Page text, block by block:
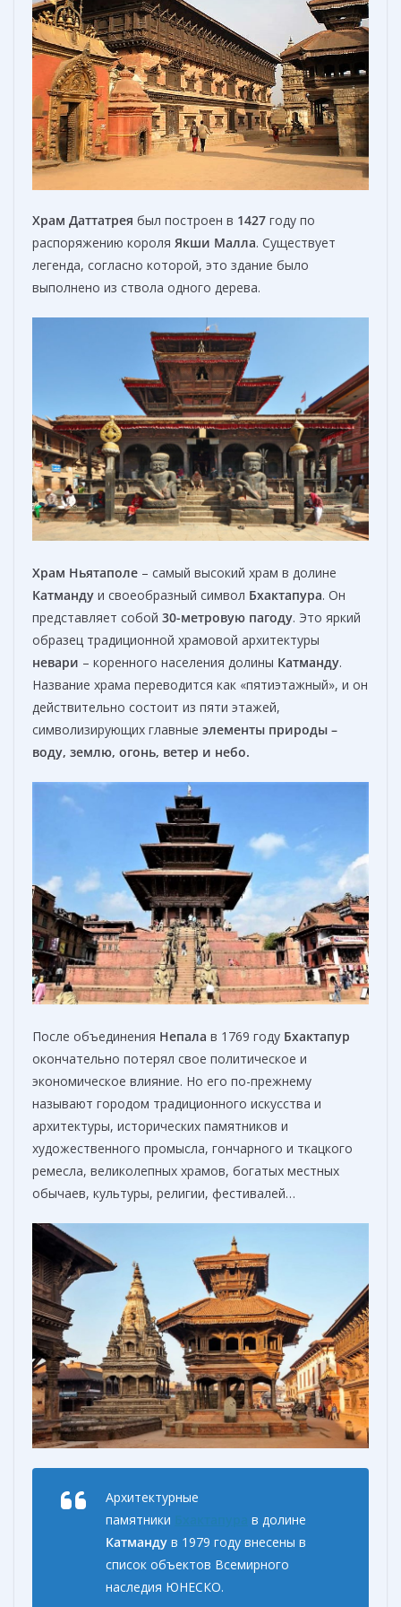
Храм Даттатрея был построен в 1427 году по
распоряжению короля Якши Малла. Существует
легенда, согласно которой, это здание было
выполнено из ствола одного дерева.
Храм Ньятаполе – самый высокий храм в долине
Катманду и своеобразный символ Бхактапура. Он
представляет собой 30-метровую пагоду. Это яркий
образец традиционной храмовой архитектуры
невари – коренного населения долины Катманду.
Название храма переводится как «пятиэтажный», и он
действительно состоит из пяти этажей,
символизирующих главные элементы природы –
воду, землю, огонь, ветер и небо.
После объединения Непала в 1769 году Бхактапур
окончательно потерял свое политическое и
экономическое влияние. Но его по-прежнему
называют городом традиционного искусства и
архитектуры, исторических памятников и
художественного промысла, гончарного и ткацкого
ремесла, великолепных храмов, богатых местных
обычаев, культуры, религии, фестивалей…
Архитектурные
памятники
в долине
Катманду в 1979 году внесены в
список объектов Всемирного
наследия ЮНЕСКО.